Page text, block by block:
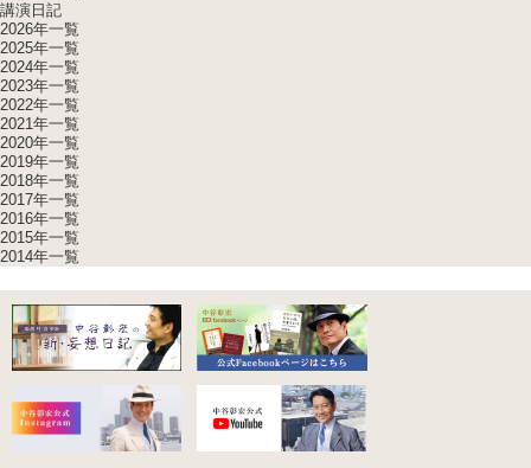
講演日記
2026年一覧
2025年一覧
2024年一覧
2023年一覧
2022年一覧
2021年一覧
2020年一覧
2019年一覧
2018年一覧
2017年一覧
2016年一覧
2015年一覧
2014年一覧